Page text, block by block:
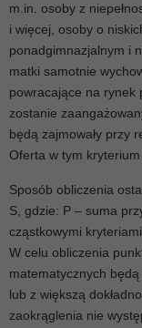
m.in. osoby z
i więcej, osoby o
ponadgimnazjalnym i
matki samotnie
powracające na rynek
zostanie
będą zajmowały przy
Oferta w tym
Sposób obliczenia
S, gdzie: P – suma
cząstkowymi
W celu obliczenia
matematycznych
lub z większą
zaokrąglenia nie